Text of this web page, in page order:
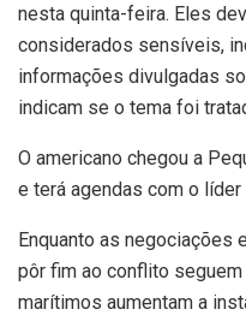
nesta quinta-feira. Eles
considerados sensíveis,
informações divulgadas
indicam se o tema foi
O americano chegou a
e terá agendas com o
Enquanto as negociações
pôr fim ao conflito
marítimos aumentam a